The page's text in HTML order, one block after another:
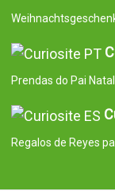
Prendas do Pai
Regalos de Reyes